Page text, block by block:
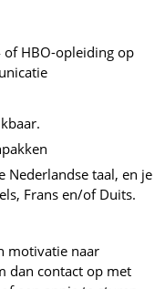
of HBO-opleiding op
Nederlandse taal, en je
Frans en/of Duits.
motivatie naar
dan contact op met